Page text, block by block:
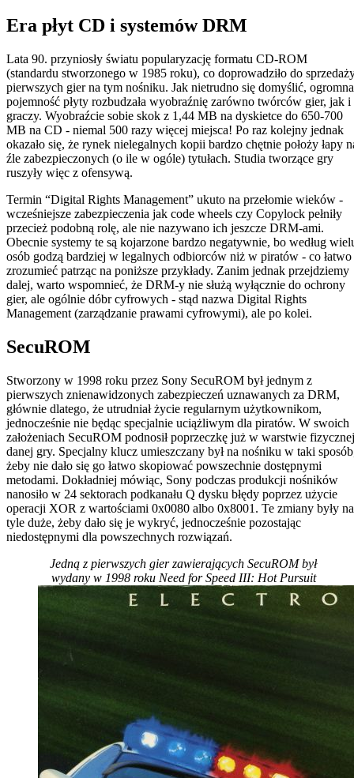
Era płyt CD i systemów DRM
Lata 90. przyniosły światu popularyzację formatu CD-ROM
(standardu stworzonego w 1985 roku), co doprowadziło do
pierwszych gier na tym nośniku. Jak nietrudno się domyślić, ogromna
pojemność płyty rozbudzała wyobraźnię zarówno twórców gier, jak i
graczy. Wyobraźcie sobie skok z 1,44 MB na dyskietce do 650-700
MB na CD - niemal 500 razy więcej miejsca! Po raz kolejny jednak
okazało się, że rynek nielegalnych kopii bardzo chętnie położy łapy
źle zabezpieczonych (o ile w ogóle) tytułach. Studia tworzące gry
ruszyły więc z ofensywą.
Termin “Digital Rights Management” ukuto na przełomie wieków -
wcześniejsze zabezpieczenia jak code wheels czy Copylock pełniły
przecież podobną rolę, ale nie nazywano ich jeszcze DRM-ami.
Obecnie systemy te są kojarzone bardzo negatywnie, bo według
osób godzą bardziej w legalnych odbiorców niż w piratów - co łatwo
zrozumieć patrząc na poniższe przykłady. Zanim jednak przejdziemy
dalej, warto wspomnieć, że DRM-y nie służą wyłącznie do ochrony
gier, ale ogólnie dóbr cyfrowych - stąd nazwa Digital Rights
Management (zarządzanie prawami cyfrowymi), ale po kolei.
SecuROM
Stworzony w 1998 roku przez Sony SecuROM był jednym z
pierwszych znienawidzonych zabezpieczeń uznawanych za DRM,
głównie dlatego, że utrudniał życie regularnym użytkownikom,
jednocześnie nie będąc specjalnie uciążliwym dla piratów. W swoich
założeniach SecuROM podnosił poprzeczkę już w warstwie fizycznej
danej gry. Specjalny klucz umieszczany był na nośniku w taki
żeby nie dało się go łatwo skopiować powszechnie dostępnymi
metodami. Dokładniej mówiąc, Sony podczas produkcji nośników
nanosiło w 24 sektorach podkanału Q dysku błędy poprzez użycie
operacji XOR z wartościami 0x0080 albo 0x8001. Te zmiany były na
tyle duże, żeby dało się je wykryć, jednocześnie pozostając
niedostępnymi dla powszechnych rozwiązań.
Jedną z pierwszych gier zawierających SecuROM był
wydany w 1998 roku Need for Speed III: Hot Pursuit